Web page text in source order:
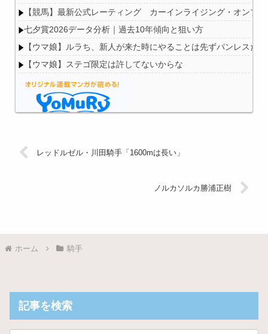
【競馬】最新公式レーティング カーインライジング・オン
七夕賞2026データ分析｜過去10年傾向と狙い方
【ウマ娘】ルラち、新人が来た時にやることは先ずパンレスだ。
【ウマ娘】ステゴ限定は許してないからな
レッドルゼル・川田騎手「1600mは長い」
ノルカソルカ勝浦正樹
ホーム 騎手
記事を検索